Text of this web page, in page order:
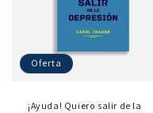
Oferta
¡Ayuda! Quiero salir de la